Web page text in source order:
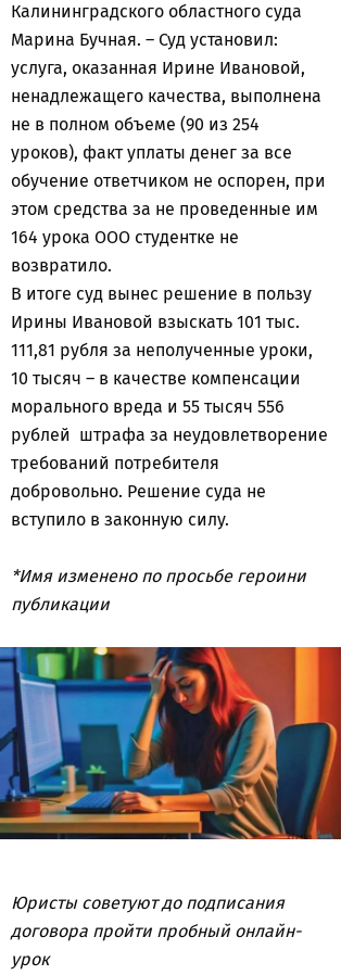
Калининградского областного суда
Марина Бучная. – Суд установил:
услуга, оказанная Ирине Ивановой,
ненадлежащего качества, выполнена
не в полном объеме (90 из 254
уроков), факт уплаты денег за все
обучение ответчиком не оспорен, при
этом средства за не проведенные им
164 урока ООО студентке не
возвратило.
В итоге суд вынес решение в пользу
Ирины Ивановой взыскать 101 тыс.
111,81 рубля за неполученные уроки,
10 тысяч – в качестве компенсации
морального вреда и 55 тысяч 556
рублей штрафа за неудовлетворение
требований потребителя
добровольно. Решение суда не
вступило в законную силу.
*Имя изменено по просьбе героини
публикации
Юристы советуют до подписания
договора пройти пробный онлайн-
урок